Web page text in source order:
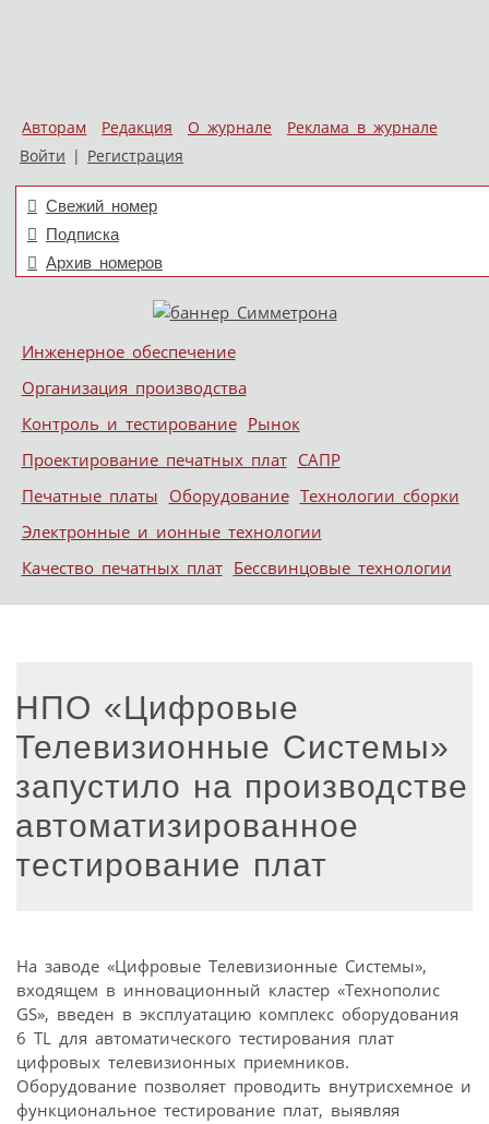
Авторам Редакция О журнале
Реклама в журнале
Войти | Регистрация
Свежий номер
Подписка
Архив номеров
Меню
Skip to content
Инженерное обеспечение
Организация производства
Контроль и тестирование Рынок
Проектирование печатных плат САПР
Печатные платы Оборудование Технологии сборки
Электронные и ионные технологии
Качество печатных плат Бессвинцовые технологии
НПО «Цифровые
Телевизионные Системы»
запустило на производстве
автоматизированное
тестирование плат
На заводе «Цифровые Телевизионные Системы»,
входящем в инновационный кластер «Технополис
GS», введен в эксплуатацию комплекс оборудования
6 TL для автоматического тестирования плат
цифровых телевизионных приемников.
Оборудование позволяет проводить внутрисхемное и
функциональное тестирование плат, выявляя